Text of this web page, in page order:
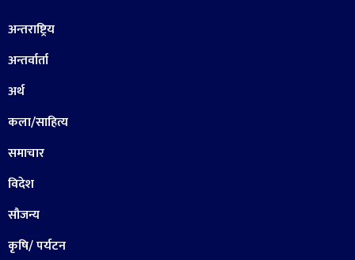
अन्तराष्ट्रिय
अन्तर्वार्ता
अर्थ
कला/साहित्य
समाचार
विदेश
सौजन्य
कृषि/ पर्यटन